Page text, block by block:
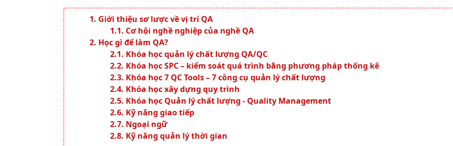
Giới thiệu sơ lược về vị trí QA
Cơ hội nghề nghiệp của nghề QA
Học gì để làm QA?
Khóa học quản lý chất lượng QA/QC
Khóa học SPC – kiểm soát quá trình bằng phương pháp thống kê
Khóa học 7 QC Tools – 7 công cụ quản lý chất lượng
Khóa học xây dựng quy trình
Khóa học Quản lý chất lượng - Quality Management
Kỹ năng giao tiếp
Ngoại ngữ
Kỹ năng quản lý thời gian